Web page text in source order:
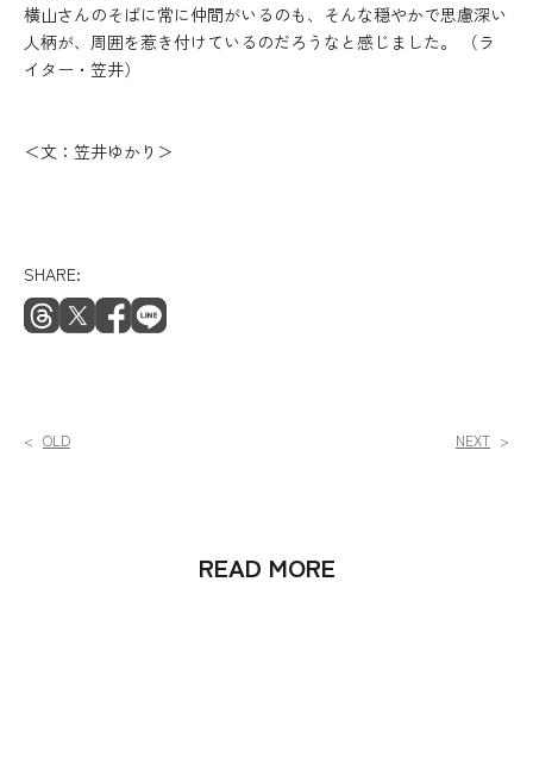
横山さんのそばに常に仲間がいるのも、そんな穏やかで思慮深い
人柄が、周囲を惹き付けているのだろうなと感じました。 （ラ
イター・笠井）
＜文：笠井ゆかり＞
SHARE:
READ MORE